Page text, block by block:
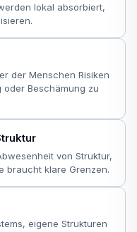
lokal absorbiert,
der Menschen Risiken
Beschämung zu
von Struktur,
braucht klare Grenzen.
eigene Strukturen